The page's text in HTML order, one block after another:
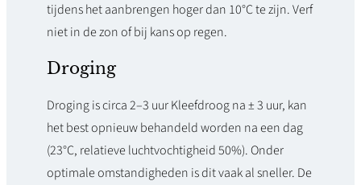
tijdens het aanbrengen hoger dan 10°C te zijn. Verf
niet in de zon of bij kans op regen.
Droging
Droging is circa 2–3 uur Kleefdroog na ± 3 uur, kan
het best opnieuw behandeld worden na een dag
(23°C, relatieve luchtvochtigheid 50%). Onder
optimale omstandigheden is dit vaak al sneller. De